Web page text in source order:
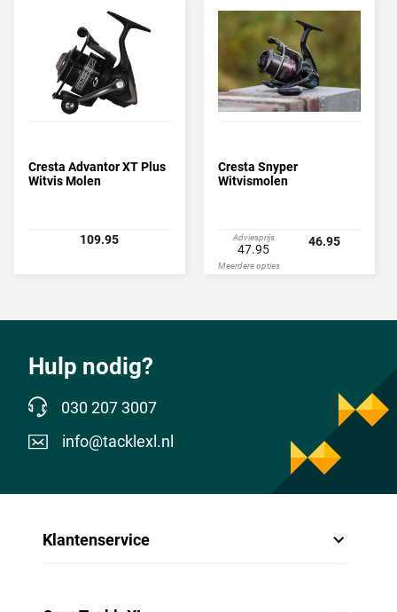
Cresta Advantor XT Plus
Witvis Molen
109.95
Cresta Snyper
Witvismolen
Adviesprijs
47.95
46.95
Meerdere opties
Hulp nodig?
030 207 3007
info@tacklexl.nl
Klantenservice